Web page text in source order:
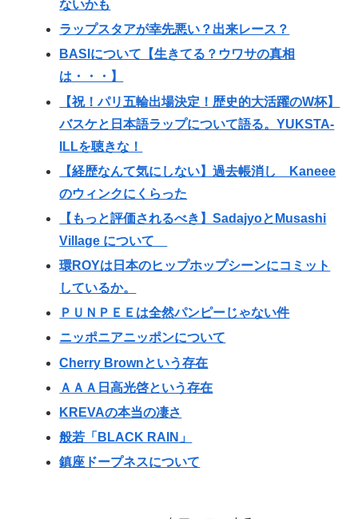
ないかも
ラップスタアが幸先悪い？出来レース？
BASIについて【生きてる？ウワサの真相
は・・・】
【祝！パリ五輪出場決定！歴史的大活躍のW杯】
バスケと日本語ラップについて語る。YUKSTA-
ILLを聴きな！
【経歴なんて気にしない】過去帳消し Kaneee
のウィンクにくらった
【もっと評価されるべき】SadajyoとMusashi
Village について
環ROYは日本のヒップホップシーンにコミット
しているか。
ＰＵＮＰＥＥは全然パンピーじゃない件
ニッポニアニッポンについて
Cherry Brownという存在
ＡＡＡ日高光啓という存在
KREVAの本当の凄さ
般若「BLACK RAIN」
鎮座ドープネスについて